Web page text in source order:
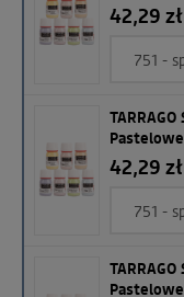
42,29 zł
751 -
42,29 zł
751 -